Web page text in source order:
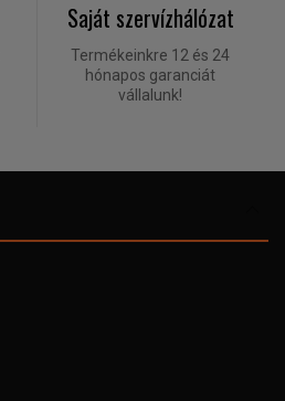
Saját szervízhálózat
Termékeinkre 12 és 24
hónapos garanciát
vállalunk!